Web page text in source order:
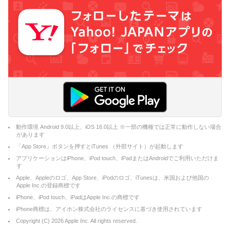
動作環境 Android 9.0以上、iOS 16.0以上 ※一部の機種では正常に動作しない場合
があります
「App Store」ボタンを押すとiTunes （外部サイト）が起動します
アプリケーションはiPhone、iPod touch、iPadまたはAndroidでご利用いただけま
す
Apple、Appleのロゴ、App Store、iPodのロゴ、iTunesは、米国および他国の
Apple Inc.の登録商標です
iPhone、iPod touch、iPadはApple Inc.の商標です
iPhone商標は、アイホン株式会社のライセンスに基づき使用されています
Copyright (C) 2026Apple Inc. All rights reserved.